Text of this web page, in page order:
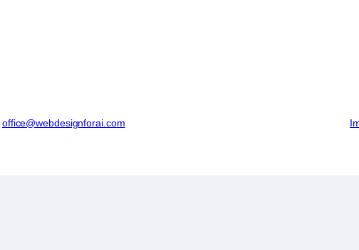
office@webdesignforai.com I